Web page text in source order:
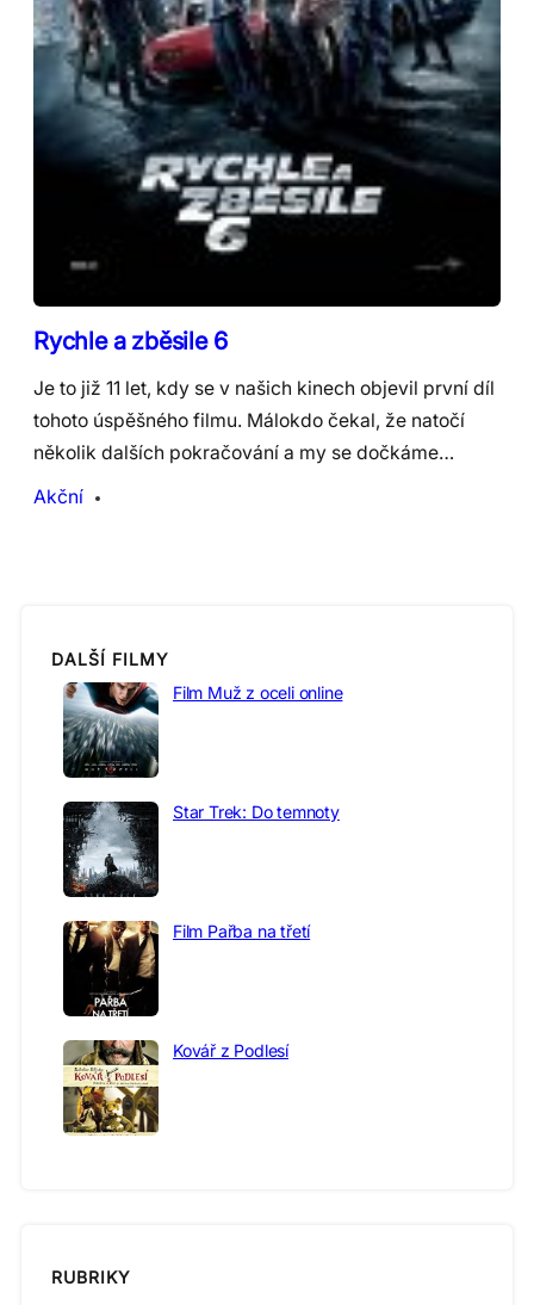
Rychle a zběsile 6
Je to již 11 let, kdy se v našich kinech objevil první díl
tohoto úspěšného filmu. Málokdo čekal, že natočí
několik dalších pokračování a my se dočkáme…
Akční
DALŠÍ FILMY
Film Muž z oceli online
Star Trek: Do temnoty
Film Pařba na třetí
Kovář z Podlesí
RUBRIKY